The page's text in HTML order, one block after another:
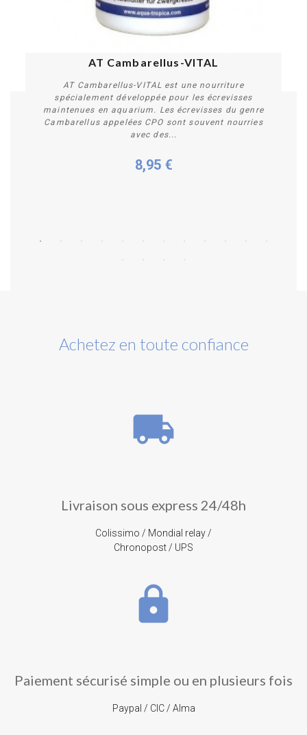
Acheter
AT Cambarellus-VITAL
AT Cambarellus-VITAL est une nourriture
spécialement développée pour les écrevisses
maintenues en aquarium. Les écrevisses du genre
Cambarellus appelées CPO sont souvent nourries
avec des...
8,95 €
Achetez en toute confiance
local_shipping
Livraison sous express 24/48h
Colissimo / Mondial relay /
Chronopost / UPS
lock
Paiement sécurisé simple ou en plusieurs fois
Paypal / CIC / Alma